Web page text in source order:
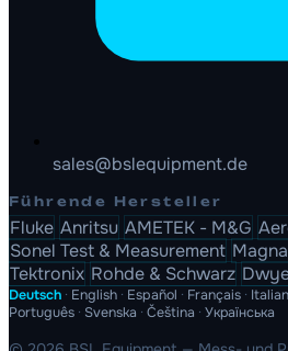
sales@bslequipment.de
Führende Hersteller
Fluke Anritsu AMETEK - M&G
Sonel Test & Measurement
Tektronix Rohde & Schwarz
Deutsch · English · Español · Français ·
Português · Svenska · Čeština · Українська